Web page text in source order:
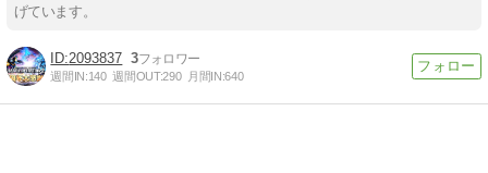
げています。
2093837 3
週間IN:140 週間OUT:290 月間IN:640